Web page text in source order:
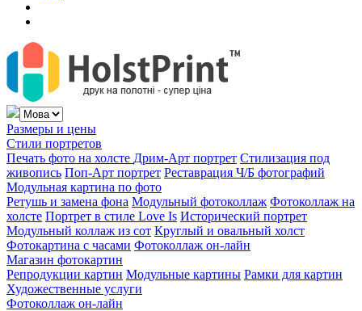
Размеры и цены
Стили портретов
Печать фото на холсте Дрим-Арт портрет Стилизация под
живопись Поп-Арт портрет Реставрация Ч/Б фотографий
Модульная картина по фото
Ретушь и замена фона Модульный фотоколлаж Фотоколлаж на
холсте Портрет в стиле Love Is Исторический портрет
Модульный коллаж из сот Круглый и овальный холст
Фотокартина с часами Фотоколлаж он-лайн
Магазин фотокартин
Репродукции картин Модульные картины Рамки для картин
Художественные услуги
Фотоколлаж он-лайн